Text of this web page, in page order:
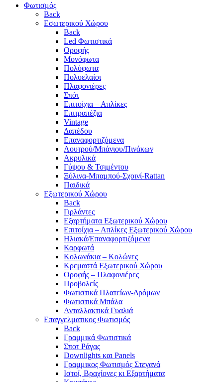
Φωτισμός
Back
Εσωτερικού Χώρου
Back
Led Φωτιστικά
Οροφής
Μονόφωτα
Πολύφωτα
Πολυελαίοι
Πλαφονιέρες
Σπότ
Επιτοίχια – Απλίκες
Επιτραπέζια
Vintage
Δαπέδου
Επαναφορτιζόμενα
Λουτρού/Μπάνιου/Πινάκων
Ακρυλικά
Γύψου & Τσιμέντου
Ξύλινα-Μπαμπού-Σχοινί-Rattan
Παιδικά
Εξωτερικού Χώρου
Back
Γιρλάντες
Εξαρτήματα Εξωτερικού Χώρου
Επιτοίχια – Απλίκες Εξωτερικού Χώρου
Ηλιακά/Επαναφορτιζόμενα
Καρφωτά
Κολωνάκια – Κολώνες
Κρεμαστά Εξωτερικού Χώρου
Οροφής – Πλαφονιέρες
Προβολείς
Φωτιστικά Πλατείων-Δρόμων
Φωτιστικά Μπάλα
Ανταλλακτικά Γυαλιά
Επαγγελματικος Φωτισμός
Back
Γραμμικά Φωτιστικά
Σποτ Ράγας
Downlights και Panels
Γραμμικος Φωτισμός Στεγανά
Ιστοί, Βραχίονες κι Εξαρτήματα